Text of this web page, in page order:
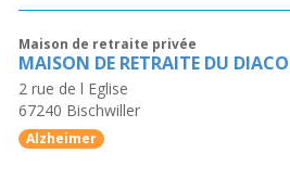
Maison de retraite privée
MAISON DE RETRAITE DU
2 rue de l Eglise
67240 Bischwiller
Alzheimer